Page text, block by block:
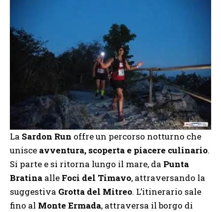
La Sardon Run offre un percorso notturno che
unisce avventura, scoperta e piacere culinario.
Si parte e si ritorna lungo il mare, da Punta
Bratina alle Foci del Timavo, attraversando la
suggestiva Grotta del Mitreo. L’itinerario sale
fino al Monte Ermada, attraversa il borgo di